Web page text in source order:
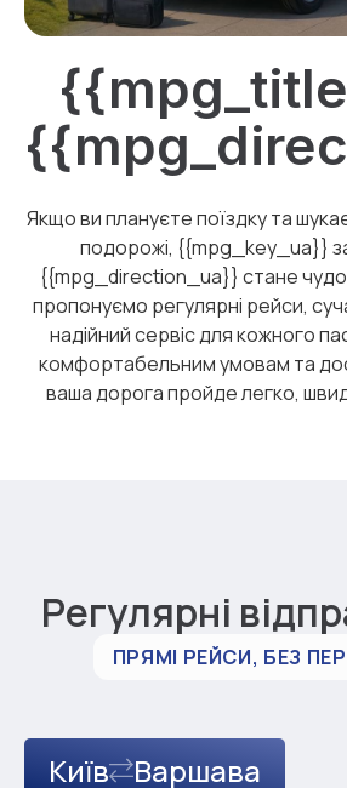
Якщо ви плануєте поїздку та
подорожі, {{mpg_key_ua}}
{{mpg_direction_ua}} стане
пропонуємо регулярні рейси,
надійний сервіс для кожного
комфортабельним умовам та
ваша дорога пройде легко,
Регулярні
ПРЯМІ РЕЙСИ, БЕЗ
Київ Варшава